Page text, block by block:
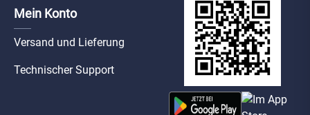
Mein Konto
Versand und Lieferung
Technischer Support